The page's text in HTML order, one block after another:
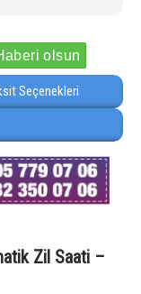
olsun
Seçenekleri
Zil Saati –